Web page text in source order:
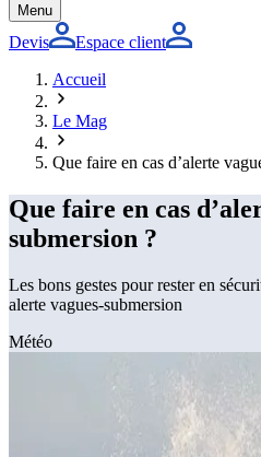
Menu
Devis
Espace client
Accueil
Le Mag
Que faire en cas d’alerte
Que faire en cas
submersion ?
Les bons gestes pour rester en
alerte vagues-submersion
Météo